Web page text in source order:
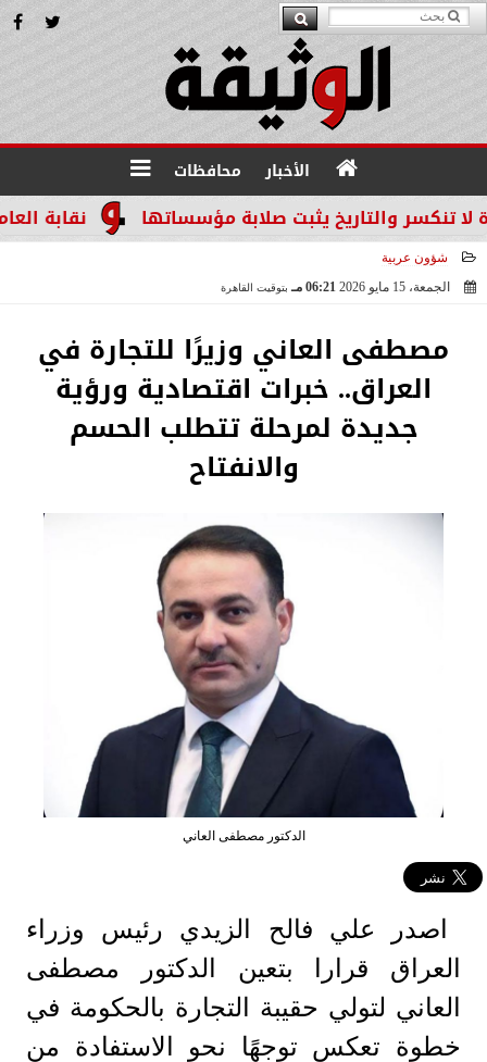
الأخبار محافظات
نقابة والتاريخ يثبت صلابة مؤسساتها
شؤون عربية
الجمعة، 15 مايو 2026
06:21 مـ بتوقيت القاهرة
مصطفى العاني وزيرًا للتجارة في
العراق.. خبرات اقتصادية ورؤية
جديدة لمرحلة تتطلب الحسم
والانفتاح
الدكتور مصطفى العاني
اصدر علي فالح الزيدي رئيس وزراء
العراق قرارا بتعين الدكتور مصطفى
العاني لتولي حقيبة التجارة بالحكومة في
خطوة تعكس توجهًا نحو الاستفادة من